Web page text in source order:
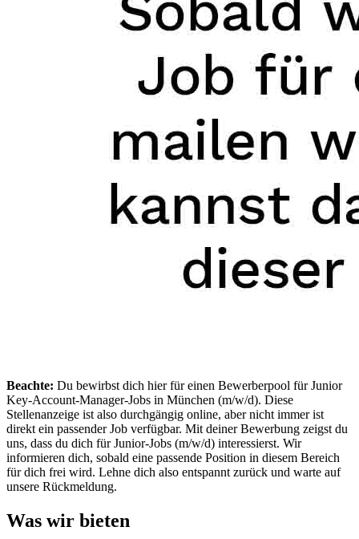
Beachte: Du bewirbst dich hier für einen Bewerberpool für Junior
Key-Account-Manager-Jobs in München (m/w/d). Diese
Stellenanzeige ist also durchgängig online, aber nicht immer ist
direkt ein passender Job verfügbar. Mit deiner Bewerbung zeigst du
uns, dass du dich für Junior-Jobs (m/w/d) interessierst. Wir
informieren dich, sobald eine passende Position in diesem Bereich
für dich frei wird. Lehne dich also entspannt zurück und warte auf
unsere Rückmeldung.
Was wir bieten